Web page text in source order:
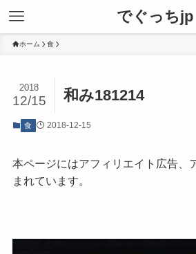
でぐっちjp
ホーム 食
和み181214
2018
12/15
食 2018-12-15
本ページにはアフィリエイト広告、
まれています。